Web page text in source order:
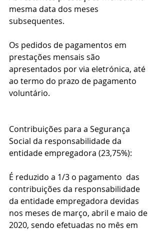
mesma data dos meses
subsequentes.
Os pedidos de pagamentos em
prestações mensais são
apresentados por via eletrónica, até
ao termo do prazo de pagamento
voluntário.
Contribuições para a Segurança
Social da responsabilidade da
entidade empregadora (23,75%):
É reduzido a 1/3 o pagamento  das
contribuições da responsabilidade
da entidade empregadora devidas
nos meses de março, abril e maio de
2020, sendo efetuadas no mês em